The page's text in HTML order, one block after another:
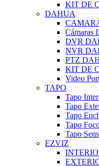
KIT DE
DAHUA
Cámaras
DVR
NVR
PTZ
KIT DE
Video
TAPO
Tapo
Tapo
Tapo
Tapo
Tapo
EZVIZ